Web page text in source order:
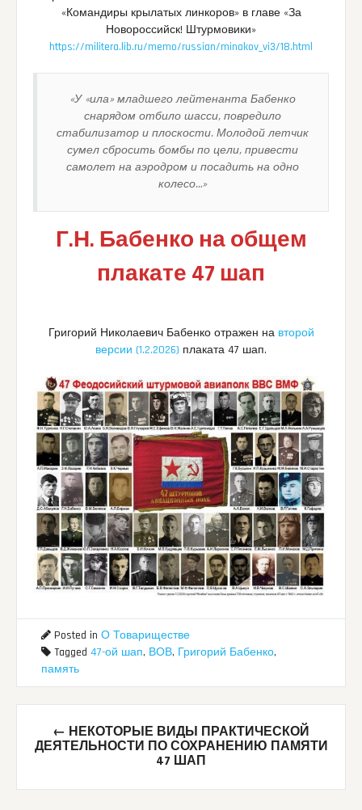
«Командиры крылатых линкоров» в главе «За
Новороссийск! Штурмовики»
https://militera.lib.ru/memo/russian/minakov_vi3/18.html
«У «ила» младшего лейтенанта Бабенко
снарядом отбило шасси, повредило
стабилизатор и плоскости. Молодой летчик
сумел сбросить бомбы по цели, привести
самолет на аэродром и посадить на одно
колесо…»
Г.Н. Бабенко на общем
плакате 47 шап
Григорий Николаевич Бабенко отражен на второй
версии (1.2.2026) плаката 47 шап.
Posted in О Товариществе
Tagged 47-ой шап, ВОВ, Григорий Бабенко,
память
Post
navigation
← НЕКОТОРЫЕ ВИДЫ ПРАКТИЧЕСКОЙ
ДЕЯТЕЛЬНОСТИ ПО СОХРАНЕНИЮ ПАМЯТИ
47 ШАП